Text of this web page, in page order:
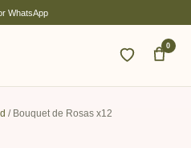
WhatsApp
0
/ Bouquet de Rosas x12